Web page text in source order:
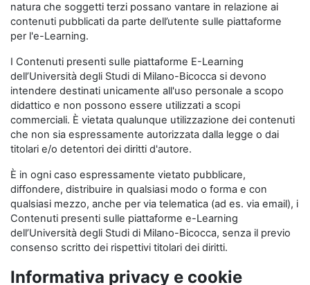
natura che soggetti terzi possano vantare in relazione ai
contenuti pubblicati da parte dell’utente sulle piattaforme
per l'e-Learning.
I Contenuti presenti sulle piattaforme E-Learning
dell’Università degli Studi di Milano-Bicocca si devono
intendere destinati unicamente all'uso personale a scopo
didattico e non possono essere utilizzati a scopi
commerciali. È vietata qualunque utilizzazione dei contenuti
che non sia espressamente autorizzata dalla legge o dai
titolari e/o detentori dei diritti d'autore.
È in ogni caso espressamente vietato pubblicare,
diffondere, distribuire in qualsiasi modo o forma e con
qualsiasi mezzo, anche per via telematica (ad es. via email), i
Contenuti presenti sulle piattaforme e-Learning
dell’Università degli Studi di Milano-Bicocca, senza il previo
consenso scritto dei rispettivi titolari dei diritti.
Informativa privacy e cookie